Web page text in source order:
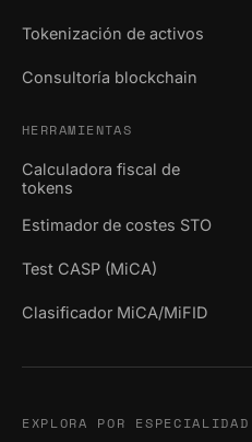
Tokenización de activos
Consultoría blockchain
HERRAMIENTAS
Calculadora fiscal de
tokens
Estimador de costes STO
Test CASP (MiCA)
Clasificador MiCA/MiFID
EXPLORA POR ESPECIALIDAD